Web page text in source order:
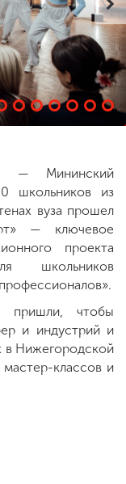
— Мининский
школьников из
вуза прошел
— ключевое
проекта
школьников
пришли, чтобы
и индустрий и
в Нижегородской
классов и